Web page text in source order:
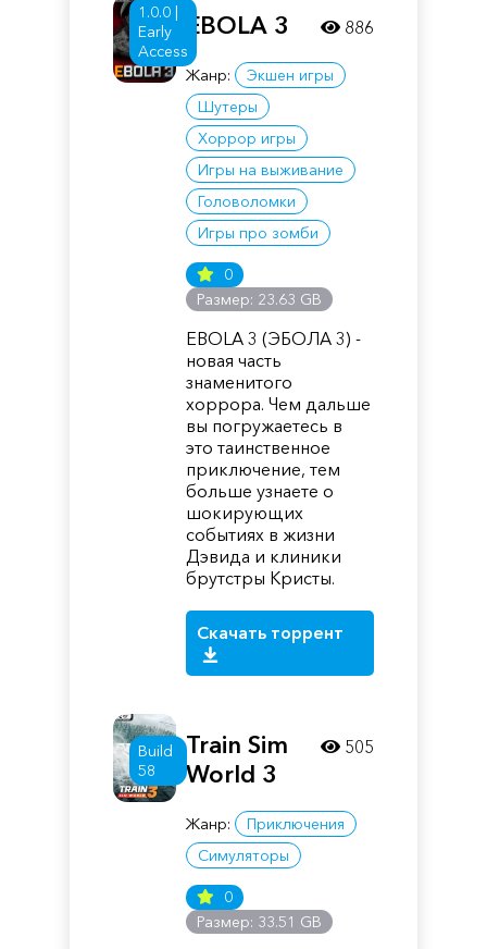
1.0.0 |
Early
Access
EBOLA 3
Жанр:
Экшен игры
Шутеры
Хоррор игры
Игры на выживание
Головоломки
Игры про зомби
0
Размер: 23.63 GB
EBOLA 3 (ЭБОЛА 3) -
новая часть
знаменитого
хоррора. Чем дальше
вы погружаетесь в
это таинственное
приключение, тем
больше узнаете о
шокирующих
событиях в жизни
Дэвида и клиники
брутстры Кристы.
Скачать торрент
886
Build
58
Train Sim
World 3
Жанр:
Приключения
Симуляторы
0
Размер: 33.51 GB
505